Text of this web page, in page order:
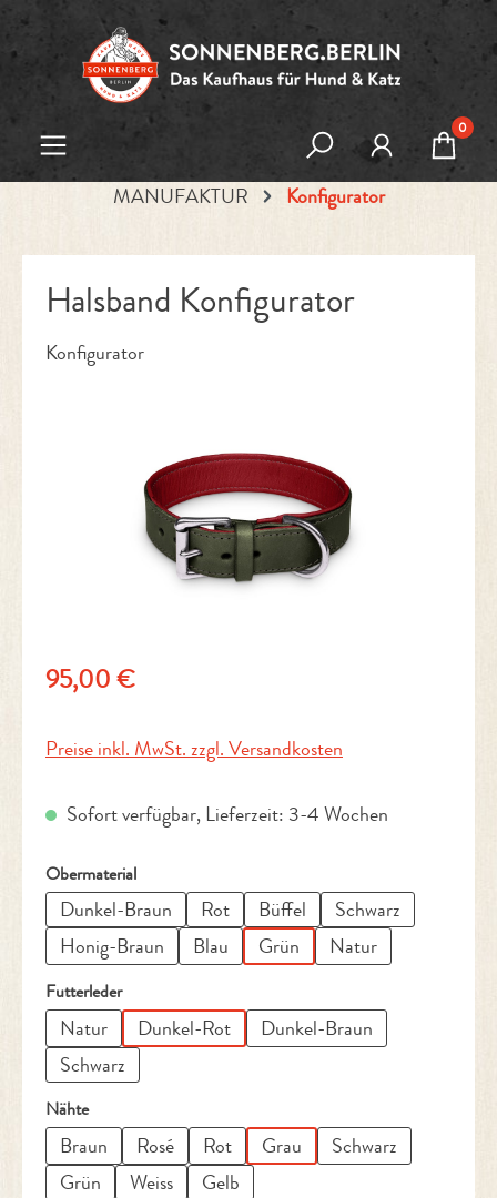
Zum Hauptinhalt springen
0
MANUFAKTUR Konfigurator
Halsband Konfigurator
Konfigurator
Regulärer Preis:
95,00 €
Preise inkl. MwSt. zzgl. Versandkosten
Sofort verfügbar, Lieferzeit: 3-4 Wochen
Obermaterialauswählen
Dunkel-Braun Rot Büffel
Schwarz
Honig-Braun
Blau Grün Natur
Futterlederauswählen
Natur Dunkel-Rot
Dunkel-Braun
Schwarz
Nähteauswählen
Braun Rosé Rot Grau
Schwarz
Grün
Weiss Gelb